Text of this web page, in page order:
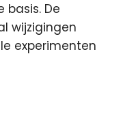
basis. De
wijzigingen
experimenten